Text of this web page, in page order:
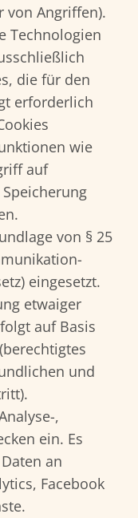
von Angriffen).
Technologien
die für den
erforderlich
wie
auf
von § 25
eingesetzt.
etwaiger
auf Basis
und
,
ein. Es
an
Facebook